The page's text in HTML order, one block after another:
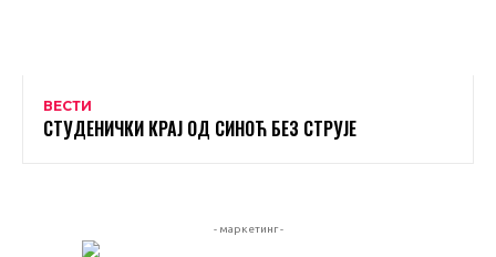
ВЕСТИ
СТУДЕНИЧКИ КРАЈ ОД СИНОЋ БЕЗ СТРУЈЕ
- маркетинг -